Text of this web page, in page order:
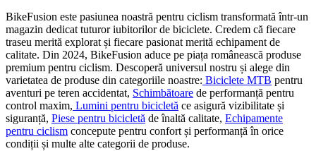
BikeFusion este pasiunea noastră pentru ciclism transformată într-un
magazin dedicat tuturor iubitorilor de biciclete. Credem că fiecare
traseu merită explorat și fiecare pasionat merită echipament de
calitate. Din 2024, BikeFusion aduce pe piața românească produse
premium pentru ciclism. Descoperă universul nostru și alege din
varietatea de produse din categoriile noastre: Biciclete MTB pentru
aventuri pe teren accidentat, Schimbătoare de performanță pentru
control maxim, Lumini pentru bicicletă ce asigură vizibilitate și
siguranță, Piese pentru bicicletă de înaltă calitate, Echipamente
pentru ciclism concepute pentru confort și performanță în orice
condiții și multe alte categorii de produse.